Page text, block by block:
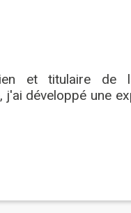
et titulaire de
développé une
et
collectif d’une
parce que